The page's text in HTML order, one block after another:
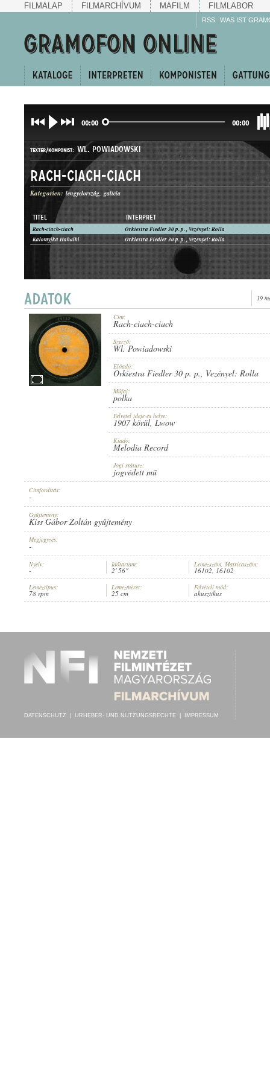
FILMALAP FILMARCHÍVUM MAFILM FILMLABOR
RSS WAS IST
00:00 00:00
INTERPRET: ORKIESTRA FIEDLER 30 P. P., VEZÉNYEL:ROLLA
TEXTER/KOMPONIST: WL. POWIADOWSKI
GATTUNG: POLKA
ERSCHEINUNGSJAHR: 1907 KÖRÜL
MELODIA RECORD
PLATTENAUFNAHME:
Rach-ciach-ciach
Kategorien: lengyelország galícia
TITEL INTERPRET
Rach-ciach-ciach
Orkiestra Fiedler 30 p. p. , Vezényel: Rolla
Kalomyjka Hahulki
Orkiestra Fiedler 30 p. p. , Vezényel: Rolla
19
Cím:
Rach-ciach-ciach
Szerző:
Wl. Powiadowski
Előadó:
Orkiestra Fiedler 30 p. p., Vezényel: Rolla
Műfaj:
polka
Felvétel ideje és helye:
1907 körül, Lwow
Kiadó:
Melodia Record
Jogi státusz:
jogvédett mű
Címfordítás:
-
Gyűjtemény:
Kiss Gábor Zoltán gyűjtemény
Megjegyzés:
-
Nyelv:
-
Időtartam:
2' 56"
Lemezszám, Matricaszám:
16102, 16102
Lemeztípus:
78 rpm
Lemezméret:
25 cm
Felvételi mód:
akusztikus
DATENSCHUTZ URHEBER- UND NUTZUNGSRECHTE IMPRESSUM